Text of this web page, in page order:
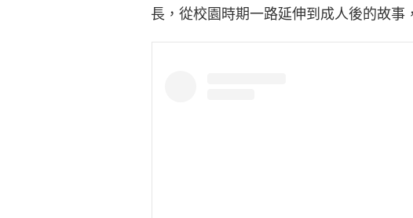
長，從校園時期一路延伸到成人後的故事